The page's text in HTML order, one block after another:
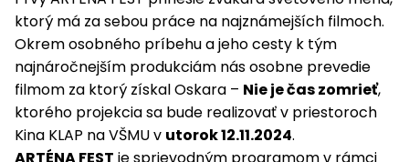
ktorý má za sebou práce na najznámejších filmoch.
Okrem osobného príbehu a jeho cesty k tým
najnáročnejším produkciám nás osobne prevedie
filmom za ktorý získal Oskara – Nie je čas zomrieť,
ktorého projekcia sa bude realizovať v priestoroch
Kina KLAP na VŠMU v utorok 12.11.2024.